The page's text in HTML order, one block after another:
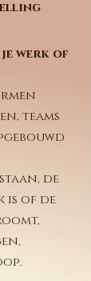
werk of
teams
de
is of de